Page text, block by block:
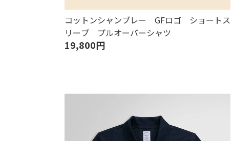
コットンシャンブレー GFロゴ ショートス
リーブ プルオーバーシャツ
19,800円